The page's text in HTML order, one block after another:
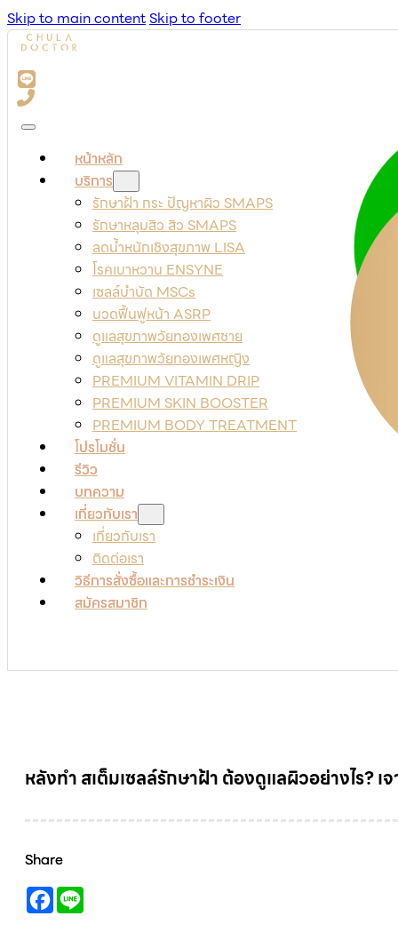
Skip to main contentSkip to footer
หน้าหลัก
บริการ
รักษาฝ้า กระ ปัญหาผิว SMAPS
รักษาหลุมสิว สิว SMAPS
ลดน้ำหนักเชิงสุขภาพ LISA
โรคเบาหวาน ENSYNE
เซลล์บำบัด MSCs
นวดฟื้นฟูหน้า ASRP
ดูแลสุขภาพวัยทองเพศชาย
ดูแลสุขภาพวัยทองเพศหญิง
PREMIUM VITAMIN DRIP
PREMIUM SKIN BOOSTER
PREMIUM BODY TREATMENT
โปรโมชั่น
รีวิว
บทความ
เกี่ยวกับเรา
เกี่ยวกับเรา
ติดต่อเรา
วิธีการสั่งซื้อและการชำระเงิน
สมัครสมาชิก
หลังทำ สเต็มเซลล์รักษาฝ้า ต้องดูแลผิวอย่างไร? เ
Share